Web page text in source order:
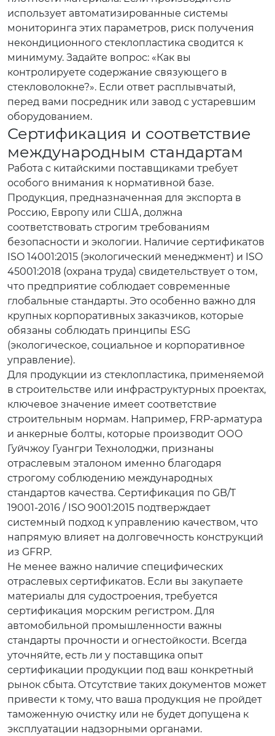
использует автоматизированные системы
мониторинга этих параметров, риск получения
некондиционного стеклопластика сводится к
минимуму. Задайте вопрос: «Как вы
контролируете содержание связующего в
стекловолокне?». Если ответ расплывчатый,
перед вами посредник или завод с устаревшим
оборудованием.
Сертификация и соответствие
международным стандартам
Работа с китайскими поставщиками требует
особого внимания к нормативной базе.
Продукция, предназначенная для экспорта в
Россию, Европу или США, должна
соответствовать строгим требованиям
безопасности и экологии. Наличие сертификатов
ISO 14001:2015 (экологический менеджмент) и ISO
45001:2018 (охрана труда) свидетельствует о том,
что предприятие соблюдает современные
глобальные стандарты. Это особенно важно для
крупных корпоративных заказчиков, которые
обязаны соблюдать принципы ESG
(экологическое, социальное и корпоративное
управление).
Для продукции из стеклопластика, применяемой
в строительстве или инфраструктурных проектах,
ключевое значение имеет соответствие
строительным нормам. Например, FRP-арматура
и анкерные болты, которые производит ООО
Гуйчжоу Гуангри Технолоджи, признаны
отраслевым эталоном именно благодаря
строгому соблюдению международных
стандартов качества. Сертификация по GB/T
19001-2016 / ISO 9001:2015 подтверждает
системный подход к управлению качеством, что
напрямую влияет на долговечность конструкций
из GFRP.
Не менее важно наличие специфических
отраслевых сертификатов. Если вы закупаете
материалы для судостроения, требуется
сертификация морским регистром. Для
автомобильной промышленности важны
стандарты прочности и огнестойкости. Всегда
уточняйте, есть ли у поставщика опыт
сертификации продукции под ваш конкретный
рынок сбыта. Отсутствие таких документов может
привести к тому, что ваша продукция не пройдет
таможенную очистку или не будет допущена к
эксплуатации надзорными органами.